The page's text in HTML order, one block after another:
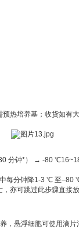
热培养基；收货如有
分钟*） → -80
每分钟降1-3 ℃ 至
亦可跳过此步骤直接
，悬浮细胞可使用滴片